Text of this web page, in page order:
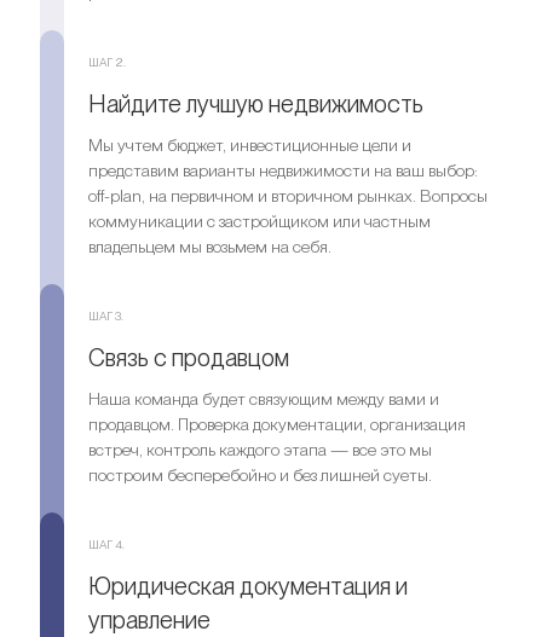
ШАГ 2.
Найдите лучшую недвижимость
Мы учтем бюджет, инвестиционные цели и
представим варианты недвижимости на ваш выбор:
off-plan, на первичном и вторичном рынках. Вопросы
коммуникации с застройщиком или частным
владельцем мы возьмем на себя.
ШАГ 3.
Связь с продавцом
Наша команда будет связующим между вами и
продавцом. Проверка документации, организация
встреч, контроль каждого этапа — все это мы
построим бесперебойно и без лишней суеты.
ШАГ 4.
Юридическая документация и
управление